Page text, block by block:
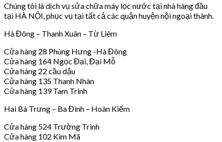
Chúng tôi là dịch vụ sửa chữa máy lọc nước tại nhà hàng đầu
tại HÀ NỘI, phục vụ tại tất cả các quận huyện nội ngoại thành.
Hà Đông – Thanh Xuân – Từ Liêm
Cửa hàng 28 Phùng Hưng -Hà Đông
Cửa hàng 164 Ngọc Đại, Đại Mỗ
Cửa hàng 22 cầu dậu
Cửa hàng 135 Thanh Nhàn
Cửa hàng 139 Tam Trinh
Hai Bà Trưng – Ba Đình – Hoàn Kiếm
Cửa hàng 524 Trường Trinh
Cửa hàng 102 Kim Mã